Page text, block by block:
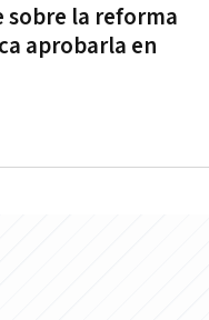
la reforma
aprobarla en